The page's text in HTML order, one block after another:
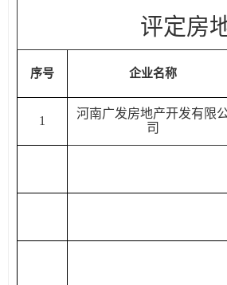
评定房
序号 企业名称
1
河南广发房地产开发有限
司